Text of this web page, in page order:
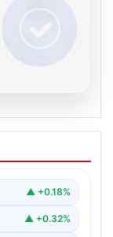
içi
kurması
▲ +0.18%
▲ +0.32%